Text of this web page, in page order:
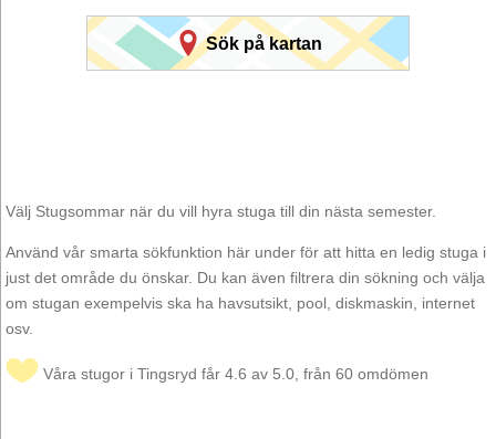
Sök på kartan
Välj Stugsommar när du vill hyra stuga till din nästa semester.
Använd vår smarta sökfunktion här under för att hitta en ledig stuga i
just det område du önskar. Du kan även filtrera din sökning och välja
om stugan exempelvis ska ha havsutsikt, pool, diskmaskin, internet
osv.
Våra stugor i Tingsryd får 4.6 av 5.0, från 60 omdömen